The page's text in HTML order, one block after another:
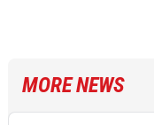
MORE NEWS